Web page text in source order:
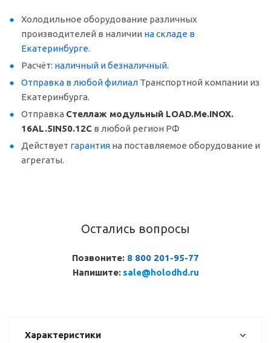
Холодильное оборудование различных
производителей в наличии на складе в
Екатеринбурге.
Расчёт: наличный и безналичный.
Отправка в любой филиал Транспортной компании из
Екатеринбурга.
Отправка Стеллаж модульный LOAD.Me.INOX.
16AL.5IN50.12C в любой регион РФ
Действует гарантия на поставляемое оборудование и
агрегаты.
Остались вопросы
Позвоните: 8 800 201-95-77
Напишите: sale@holodhd.ru
Характеристики